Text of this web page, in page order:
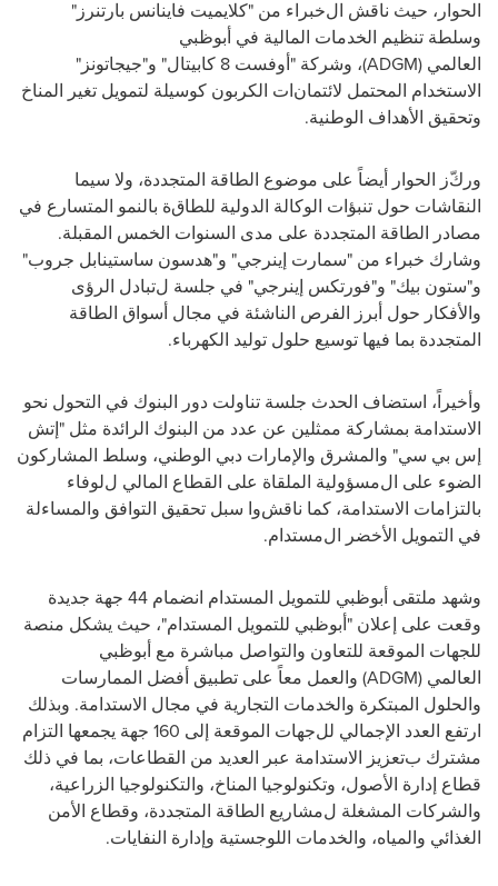
الحوار، حيث ناقش الخبراء من "كلايميت فاينانس بارتنرز"
وسلطة تنظيم الخدمات المالية في أبوظبي
العالمي (
ADGM
)، وشركة "أوفست 8 كابيتال" و"جيجاتونز"
الاستخدام المحتمل لائتمانات الكربون كوسيلة لتمويل تغير المناخ
وتحقيق الأهداف الوطنية.
وركز الحوار أيضاً على موضوع الطاقة المتجددة، ولا سيما
النقاشات حول تنبؤات الوكالة الدولية للطاقة بالنمو المتسارع في
مصادر الطاقة المتجددة على مدى السنوات الخمس المقبلة.
وشارك خبراء من "سمارت إينرجي" و"هدسون ساستينابل جروب"
و"ستون بيك" و"فورتكس إينرجي" في جلسة لتبادل الرؤى
والأفكار حول أبرز الفرص الناشئة في مجال أسواق الطاقة
المتجددة بما فيها توسيع حلول توليد الكهرباء.
وأخيراً، استضاف الحدث جلسة تناولت دور البنوك في التحول نحو
الاستدامة بمشاركة ممثلين عن عدد من البنوك الرائدة مثل "إتش
إس بي سي" والمشرق والإمارات دبي الوطني، وسلط المشاركون
الضوء على المسؤولية الملقاة على القطاع المالي للوفاء
بالتزامات الاستدامة، كما ناقشوا سبل تحقيق التوافق والمساءلة
في التمويل الأخضر المستدام.
وشهد ملتقى أبوظبي للتمويل المستدام انضمام 44 جهة جديدة
وقعت على إعلان "أبوظبي للتمويل المستدام"، حيث يشكل منصة
للجهات الموقعة للتعاون والتواصل مباشرة مع أبوظبي
العالمي (
ADGM
) والعمل معاً على تطبيق أفضل الممارسات
والحلول المبتكرة والخدمات التجارية في مجال الاستدامة. وبذلك
ارتفع العدد الإجمالي للجهات الموقعة إلى 160 جهة يجمعها التزام
مشترك بتعزيز الاستدامة عبر العديد من القطاعات، بما في ذلك
قطاع إدارة الأصول، وتكنولوجيا المناخ، والتكنولوجيا الزراعية،
والشركات المشغلة لمشاريع الطاقة المتجددة، وقطاع الأمن
الغذائي والمياه، والخدمات اللوجستية وإدارة النفايات.